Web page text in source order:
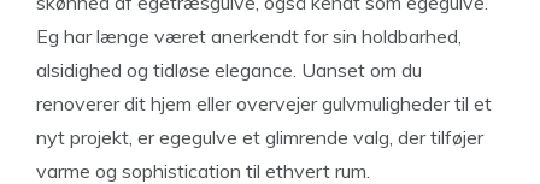
Eg har længe været anerkendt for sin holdbarhed,
alsidighed og tidløse elegance. Uanset om du
renoverer dit hjem eller overvejer gulvmuligheder til et
nyt projekt, er egegulve et glimrende valg, der tilføjer
varme og sophistication til ethvert rum.